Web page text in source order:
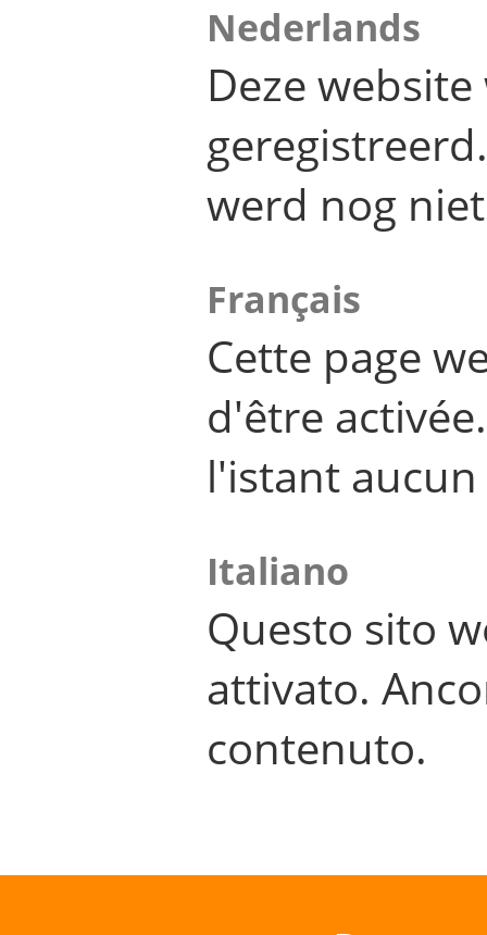
Nederlands
Deze
werd nog
Français
Cette page
d'être
l'istant
Italiano
Questo sito
attivato.
contenuto.